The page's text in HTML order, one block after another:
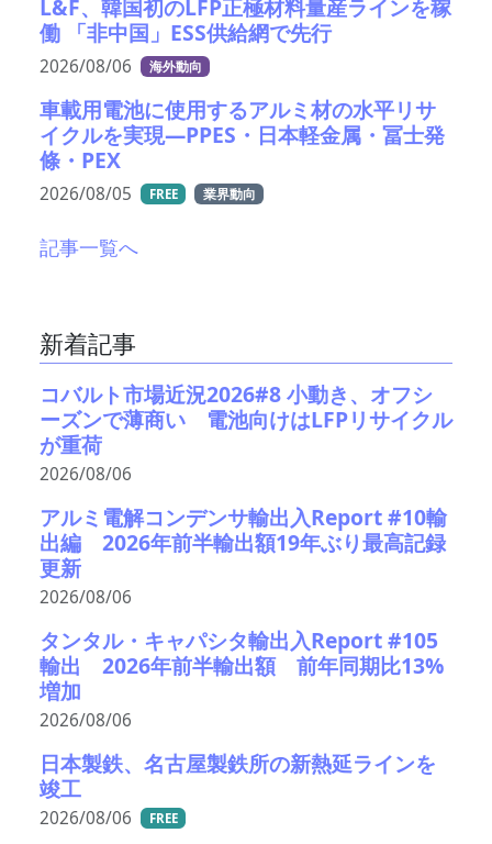
L&F、韓国初のLFP正極材料量産ラインを稼
働 「非中国」ESS供給網で先行
2026/08/06 海外動向
車載用電池に使用するアルミ材の水平リサ
イクルを実現―PPES・日本軽金属・冨士発
條・PEX
2026/08/05 FREE 業界動向
記事一覧へ
新着記事
コバルト市場近況2026#8 小動き、オフシ
ーズンで薄商い 電池向けはLFPリサイクル
が重荷
2026/08/06
アルミ電解コンデンサ輸出入Report #10輸
出編 2026年前半輸出額19年ぶり最高記録
更新
2026/08/06
タンタル・キャパシタ輸出入Report #105
輸出 2026年前半輸出額 前年同期比13%
増加
2026/08/06
日本製鉄、名古屋製鉄所の新熱延ラインを
竣工
2026/08/06 FREE